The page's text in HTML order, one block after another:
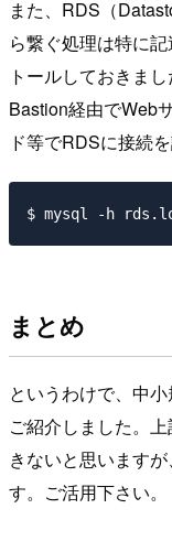
また、RDS（
ら繋ぐ処理は特に
トールしておきま
Bastion経由でWeb
ド等でRDSに接続
まとめ
というわけで、中
ご紹介しました。
きないと思います
す。ご活用下さい。